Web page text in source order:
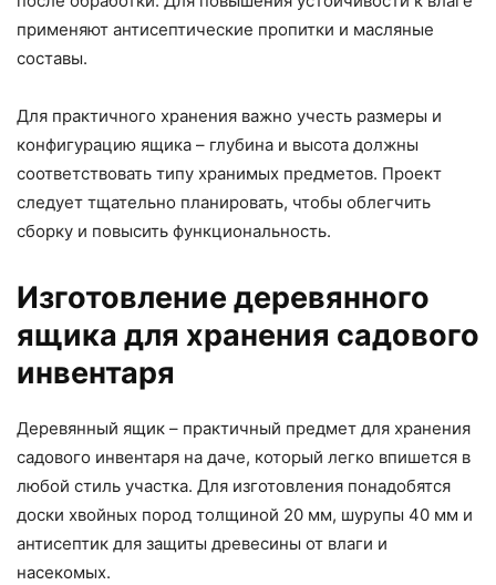
применяют антисептические пропитки и масляные
составы.
Для практичного хранения важно учесть размеры и
конфигурацию ящика – глубина и высота должны
соответствовать типу хранимых предметов. Проект
следует тщательно планировать, чтобы облегчить
сборку и повысить функциональность.
Изготовление деревянного
ящика для хранения садового
инвентаря
Деревянный ящик – практичный предмет для хранения
садового инвентаря на даче, который легко впишется в
любой стиль участка. Для изготовления понадобятся
доски хвойных пород толщиной 20 мм, шурупы 40 мм и
антисептик для защиты древесины от влаги и
насекомых.